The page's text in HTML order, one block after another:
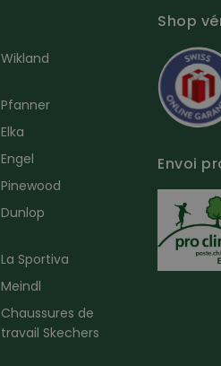
Wikland
Pfanner
Elka
Engel
Pinewood
Dunlop
La Sportiva
Meindl
Chaussures de
travail Skechers
Shop
Envoi